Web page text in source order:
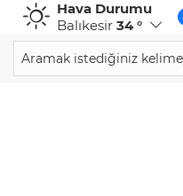
Hava Durumu
Balıkesir 34 °
CHF
59,0083%0,82